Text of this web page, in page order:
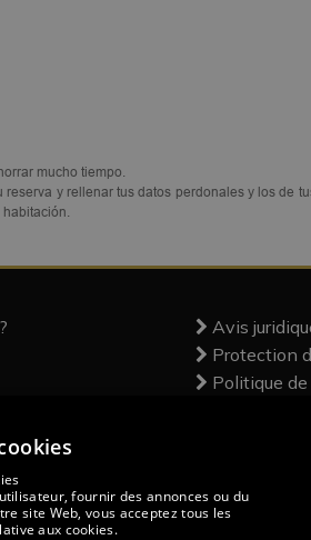
mucho tiempo.
y rellenar tus datos perdonales y los de
Avis
Protection
Politique
Conditions
fournir des annonces ou du
site Web, vous acceptez tous les
aux cookies.